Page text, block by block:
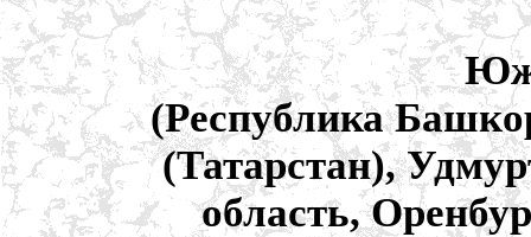
(Республика
(Татарстан),
область,